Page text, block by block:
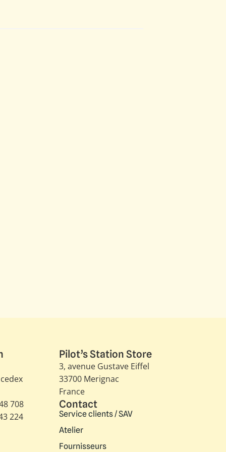
708
224
Pilot’s Station Store
3, avenue Gustave Eiffel​
33700 Merignac
France
Contact
Service clients / SAV
Atelier
Fournisseurs